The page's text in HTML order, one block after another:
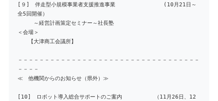
[９] 伴走型小規模事業者支援推進事業 (10月21日～
全5回開催）
～経営計画策定セミナー～社長塾
＜会場＞
【大津商工会議所】
－－－－－－－－－－－－－－－－－－－－－－－－－－－－－－－－－－
－－－－
≪ 他機関からのお知らせ（県外）≫
[10] ロボット導入総合サポートのご案内 （11月26日、12